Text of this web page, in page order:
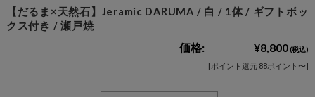
【だるま×天然石】Jeramic DARUMA / 白 / 1体 / ギフトボッ
クス付き / 瀬戸焼
価格: ¥8,800(税込)
[ポイント還元 88ポイント〜]